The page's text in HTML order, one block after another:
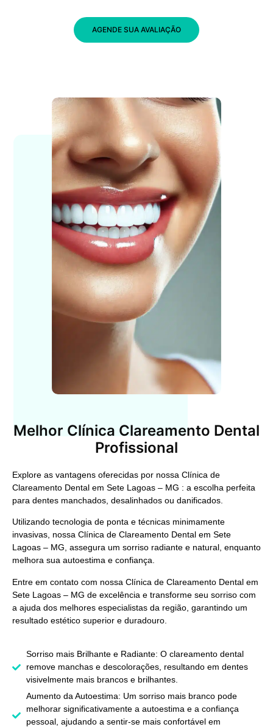
AGENDE SUA AVALIAÇÃO
Melhor Clínica Clareamento Dental
Profissional
Explore as vantagens oferecidas por nossa Clínica de
Clareamento Dental em Sete Lagoas – MG : a escolha perfeita
para dentes manchados, desalinhados ou danificados.
Utilizando tecnologia de ponta e técnicas minimamente
invasivas, nossa Clínica de Clareamento Dental em Sete
Lagoas – MG, assegura um sorriso radiante e natural, enquanto
melhora sua autoestima e confiança.
Entre em contato com nossa Clínica de Clareamento Dental em
Sete Lagoas – MG de excelência e transforme seu sorriso com
a ajuda dos melhores especialistas da região, garantindo um
resultado estético superior e duradouro.
Sorriso mais Brilhante e Radiante: O clareamento dental
remove manchas e descolorações, resultando em dentes
visivelmente mais brancos e brilhantes.
Aumento da Autoestima: Um sorriso mais branco pode
melhorar significativamente a autoestima e a confiança
pessoal, ajudando a sentir-se mais confortável em